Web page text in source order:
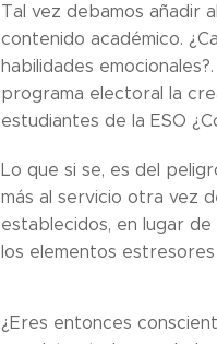
Tal vez debamos añadir
contenido académico.
habilidades
programa electoral la
estudiantes de la ESO
Lo que si se, es del
más al servicio otra vez
establecidos, en lugar
los elementos
¿Eres entonces